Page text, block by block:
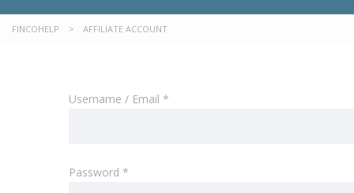
FINCOHELP > AFFILIATE ACCOUNT
Username / Email *
Password *